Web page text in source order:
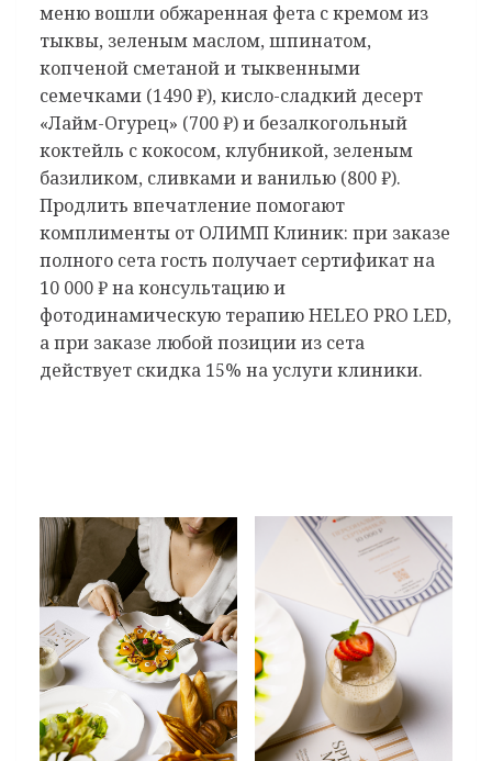
меню вошли обжаренная фета с кремом из
тыквы, зеленым маслом, шпинатом,
копченой сметаной и тыквенными
семечками (1490 ₽), кисло-сладкий десерт
«Лайм-Огурец» (700 ₽) и безалкогольный
коктейль с кокосом, клубникой, зеленым
базиликом, сливками и ванилью (800 ₽).
Продлить впечатление помогают
комплименты от ОЛИМП Клиник: при заказе
полного сета гость получает сертификат на
10 000 ₽ на консультацию и
фотодинамическую терапию HELEO PRO LED,
а при заказе любой позиции из сета
действует скидка 15% на услуги клиники.